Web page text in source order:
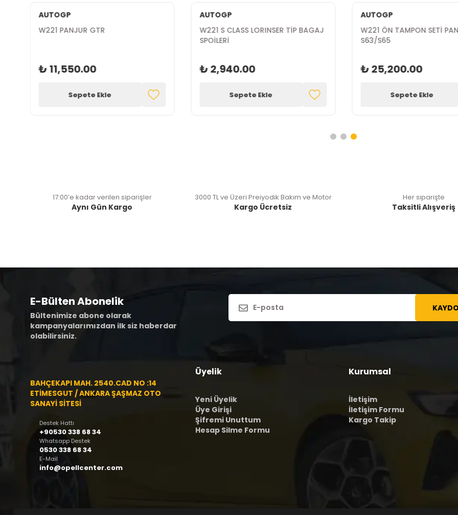
AUTOGP
W221 PANJUR GTR
₺ 11,550.00
Sepete Ekle
AUTOGP
W221 S CLASS LORINSER TİP BAGAJ
SPOİLERİ
₺ 2,940.00
Sepete Ekle
AUTOGP
W221 ÖN TAMPON SETİ
S63/S65
₺ 25,200.00
Sepete Ekle
17:00’e kadar verilen siparişler
Aynı Gün Kargo
3000 TL ve Üzeri Preiyodik Bakım ve Motor
Kargo Ücretsiz
Her siparişte
Taksitli Alışveriş
E-Bülten Abonelik
Bültenimize abone olarak
kampanyalarımızdan ilk siz haberdar
olabilirsiniz.
BAHÇEKAPI MAH. 2540.CAD NO :14
ETİMESGUT / ANKARA ŞAŞMAZ OTO
SANAYİ SİTESİ
Destek Hattı
+90530 338 68 34
Whatsapp Destek
0530 338 68 34
E-Mail
info@opellcenter.com
Üyelik
Yeni Üyelik
Üye Girişi
Şifremi Unuttum
Hesap Silme Formu
Kurumsal
İletişim
İletişim Formu
Kargo Takip